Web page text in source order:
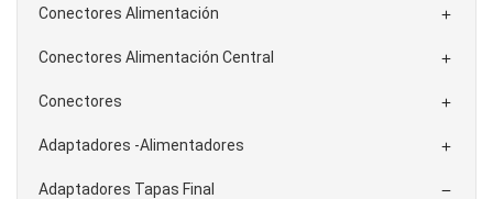
Conectores Alimentación 
Conectores Alimentación Central 
Conectores 
Adaptadores -Alimentadores 
Adaptadores Tapas Final 